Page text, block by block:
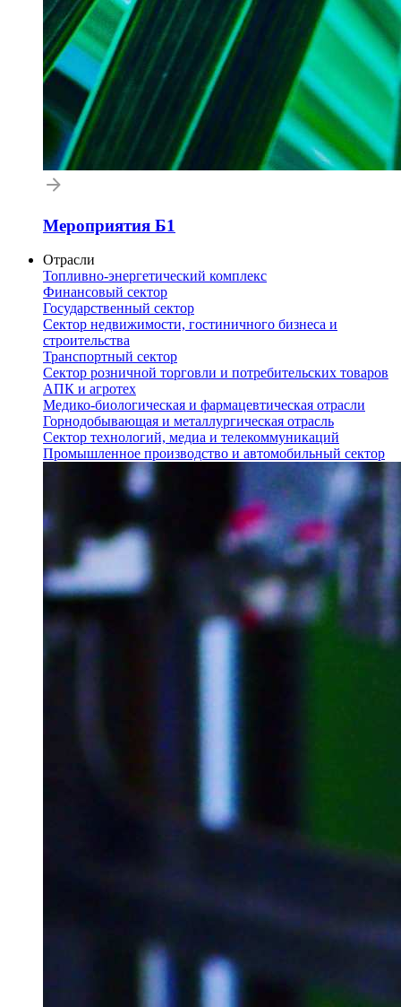
Мероприятия Б1
Отрасли
Топливно-энергетический комплекс
Финансовый сектор
Государственный сектор
Сектор недвижимости, гостиничного бизнеса и
строительства
Транспортный сектор
Сектор розничной торговли и потребительских товаров
АПК и агротех
Медико-биологическая и фармацевтическая отрасли
Горнодобывающая и металлургическая отрасль
Сектор технологий, медиа и телекоммуникаций
Промышленное производство и автомобильный сектор